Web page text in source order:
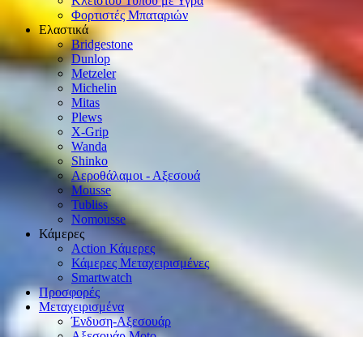
Φορτιστές Μπαταριών
Ελαστικά
Bridgestone
Dunlop
Metzeler
Michelin
Mitas
Plews
X-Grip
Wanda
Shinko
Αεροθάλαμοι - Αξεσουά
Mousse
Tubliss
Nomousse
Κάμερες
Action Κάμερες
Κάμερες Μεταχειρισμένες
Smartwatch
Προσφορές
Μεταχειρισμένα
Ένδυση-Αξεσουάρ